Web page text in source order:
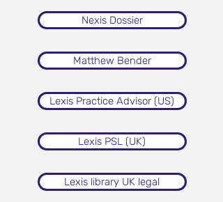
Nexis Dossier
Matthew Bender
Lexis Practice Advisor (US)
Lexis PSL (UK)
Lexis library UK legal